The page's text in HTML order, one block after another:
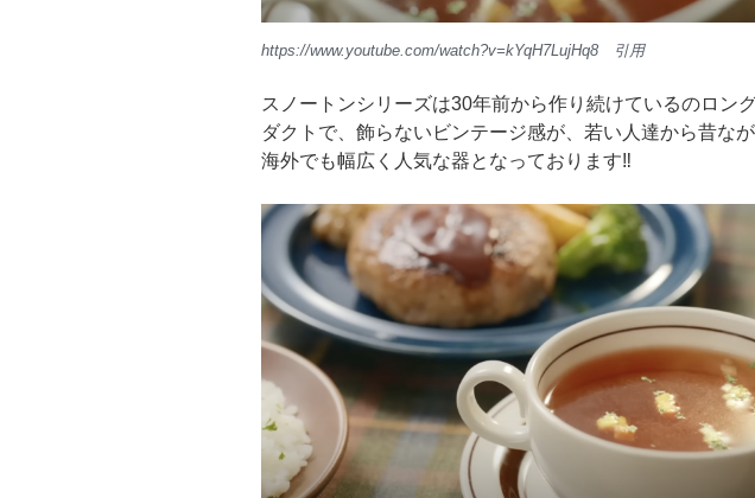
https://www.youtube.com/watch?v=kYqH7LujHq8 引用
スノートンシリーズは30年前から作り続けているのロン
ダクトで、飾らないビンテージ感が、若い人達から昔な
海外でも幅広く人気な器となっております‼︎